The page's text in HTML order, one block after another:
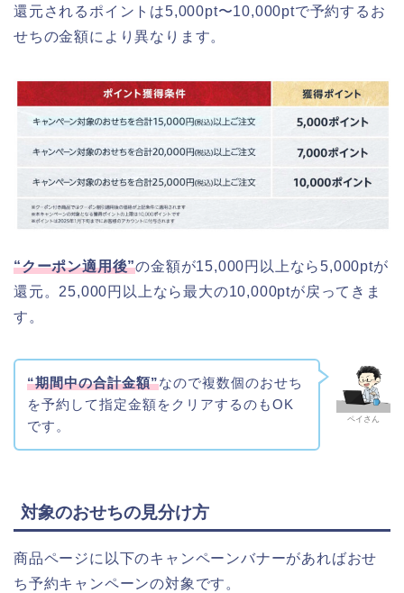
還元されるポイントは5,000pt〜10,000ptで予約するお
せちの金額により異なります。
“クーポン適用後”の金額が15,000円以上なら5,000ptが
還元。25,000円以上なら最大の10,000ptが戻ってきま
す。
ペイさん
“期間中の合計金額”なので複数個のおせち
を予約して指定金額をクリアするのもOK
です。
対象のおせちの見分け方
商品ページに以下のキャンペーンバナーがあればおせ
ち予約キャンペーンの対象です。